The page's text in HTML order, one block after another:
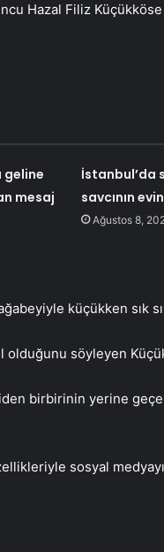
Hazal Filiz
geline
mesaj
İstanbul’da
savcının
Ağustos 8,
küçükken sık
olduğunu söyleyen
birbirinin yerine
sosyal